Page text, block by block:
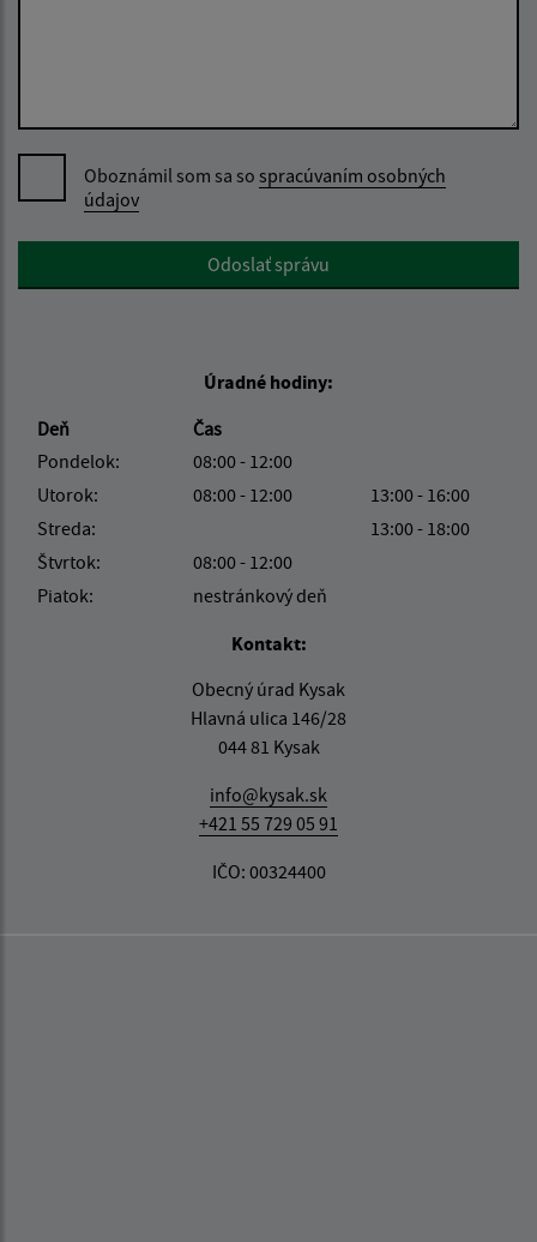
Oboznámil som sa so spracúvaním osobných
údajov
Google reCaptcha ResponseOdoslať správu
Úradné hodiny:
Deň
Čas
Pondelok:
08:00 - 12:00
Utorok:
08:00 - 12:00
13:00 - 16:00
Streda:
13:00 - 18:00
Štvrtok:
08:00 - 12:00
Piatok:
nestránkový deň
Kontakt:
Obecný úrad Kysak
Hlavná ulica 146/28
044 81 Kysak
info@kysak.sk
+421 55 729 05 91
IČO: 00324400